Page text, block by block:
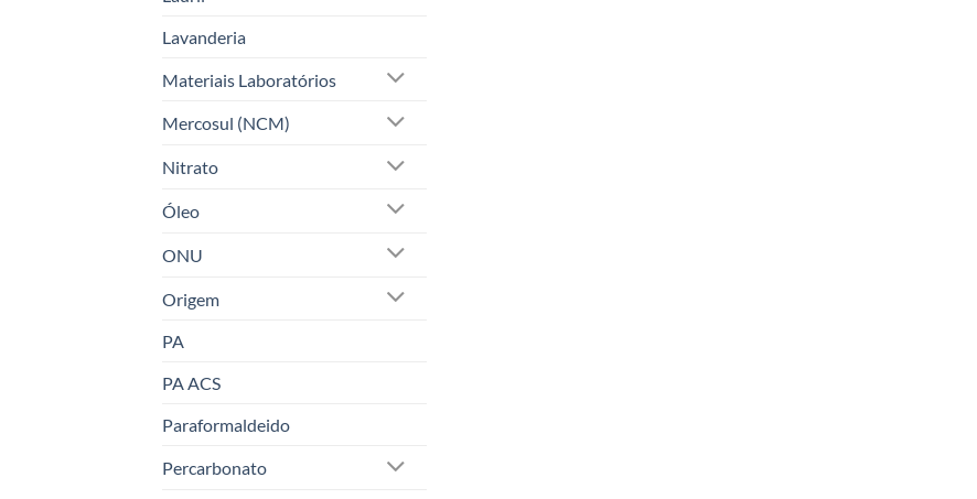
Lavanderia
Materiais Laboratórios
Mercosul (NCM)
Nitrato
Óleo
ONU
Origem
PA
PA ACS
Paraformaldeido
Percarbonato